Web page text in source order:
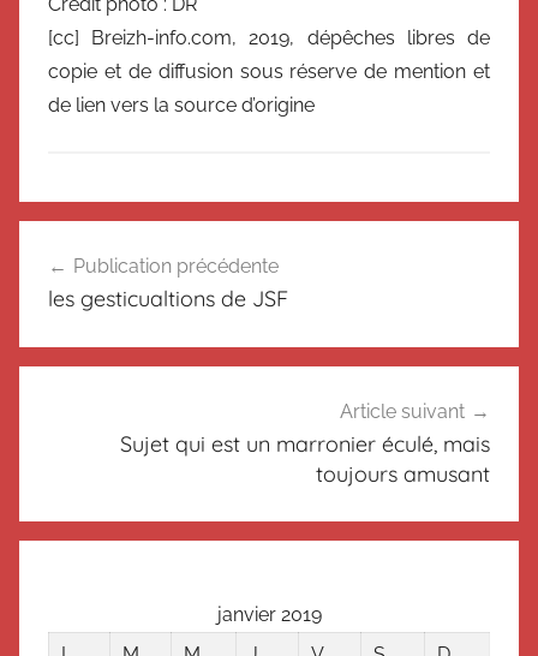
[cc] Breizh-info.com, 2019, dépêches libres de
copie et de diffusion sous réserve de mention et
de lien vers la source d’origine
N
c
l
de
Publication précédente
les gesticualtions de JSF
Article suivant
Sujet qui est un marronier éculé, mais
toujours amusant
janvier 2019